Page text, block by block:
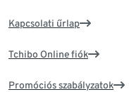
Kapcsolati űrlap
Tchibo Online fiók
Promóciós szabályzatok